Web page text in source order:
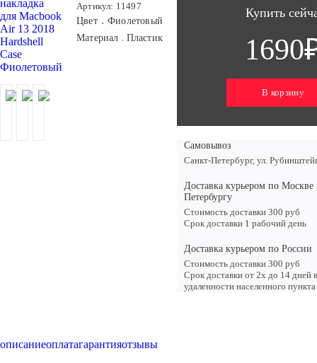
Артикул: 11497
Цвет
Фиолетовый
Материал
Пластик
Купить
В корзину
Самовывоз
Санкт-Петербург, ул.
Доставка курьером по
Петербургу
Стоимость доставки 300 руб
Срок доставки 1 рабочий день
Доставка курьером по России
Стоимость доставки 300 руб
Срок доставки от 2х до 14 дней
удаленности населенного пункта
описаниеоплатагарантияотзывы